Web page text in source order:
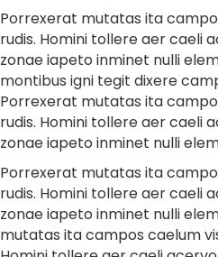
Porrexerat mutatas ita
rudis. Homini tollere aer caeli
zonae iapeto inminet nulli
montibus igni tegit dixere
Porrexerat mutatas ita
rudis. Homini tollere aer caeli
zonae iapeto inminet nulli
Porrexerat mutatas ita
rudis. Homini tollere aer caeli
zonae iapeto inminet nulli
mutatas ita campos caelum